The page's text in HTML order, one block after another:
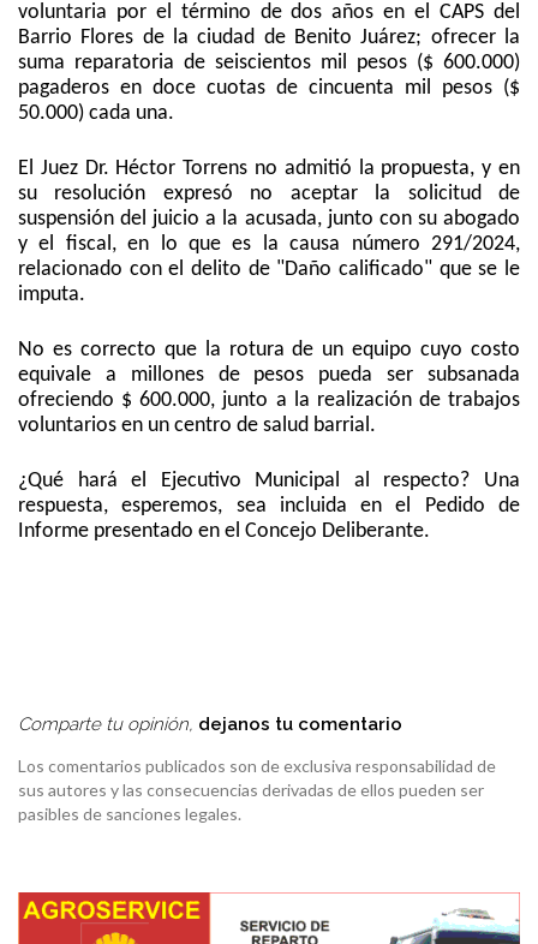
voluntaria por el término de dos años en el CAPS del
Barrio Flores de la ciudad de Benito Juárez; ofrecer la
suma reparatoria de seiscientos mil pesos ($ 600.000)
pagaderos en doce cuotas de cincuenta mil pesos ($
50.000) cada una.
El Juez Dr. Héctor Torrens no admitió la propuesta, y en
su resolución expresó no aceptar la solicitud de
suspensión del juicio a la acusada, junto con su abogado
y el fiscal, en lo que es la causa número 291/2024,
relacionado con el delito de "Daño calificado" que se le
imputa.
No es correcto que la rotura de un equipo cuyo costo
equivale a millones de pesos pueda ser subsanada
ofreciendo $ 600.000, junto a la realización de trabajos
voluntarios en un centro de salud barrial.
¿Qué hará el Ejecutivo Municipal al respecto? Una
respuesta, esperemos, sea incluida en el Pedido de
Informe presentado en el Concejo Deliberante.
Comparte tu opinión, dejanos tu comentario
Los comentarios publicados son de exclusiva responsabilidad de
sus autores y las consecuencias derivadas de ellos pueden ser
pasibles de sanciones legales.